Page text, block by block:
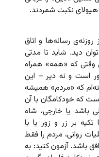
نکبت شمردند.
رسانه‌ها و اتاق
دید. شاید تا مدتی
وقتی که «همه» همراه
است و نه دیر– این
که «مردم» همیشه
که خودکامگان با آن
باشد یا خارجی، شاه
بر زر و زور یا با
روانی، مردم را فقط
باشد.آزمون کنید: به